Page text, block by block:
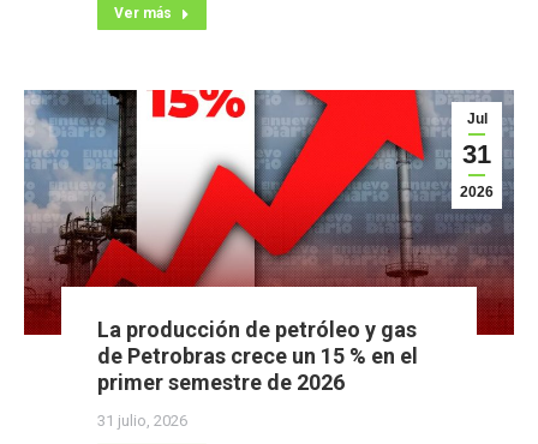
Ver más
Jul
31
2026
La producción de petróleo y gas
de Petrobras crece un 15 % en el
primer semestre de 2026
31 julio, 2026